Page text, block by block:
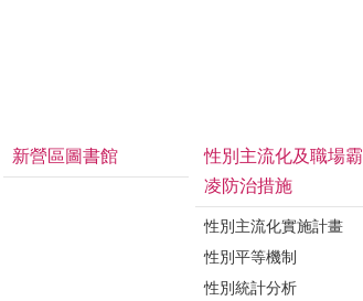
新營區圖書館
性別主流化及職場霸
凌防治措施
性別主流化實施計畫
性別平等機制
性別統計分析